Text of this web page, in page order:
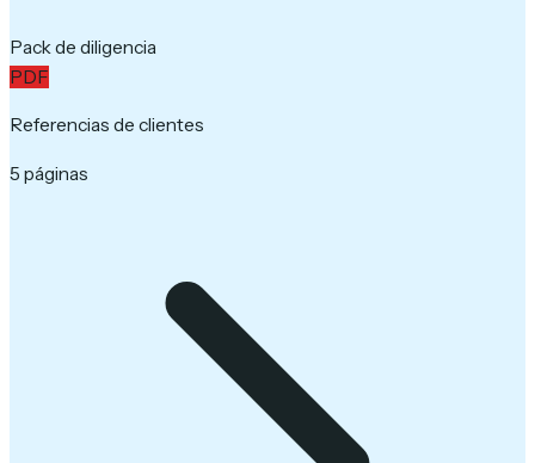
Pack de diligencia
PDF
Referencias de clientes
5 páginas